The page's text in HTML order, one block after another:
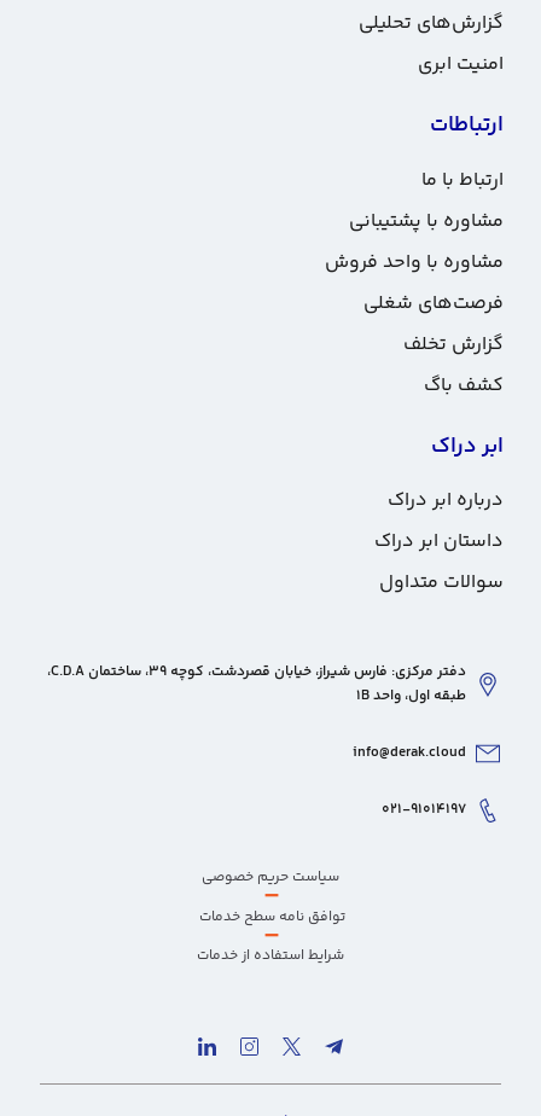
گزارش‌های تحلیلی
امنیت ابری
ارتباطات
ارتباط با ما
مشاوره با پشتیبانی
مشاوره با واحد فروش
فرصت‌های شغلی
گزارش تخلف
کشف باگ
ابر دراک
درباره ابر دراک
داستان ابر دراک
سوالات متداول
دفتر مرکزی: فارس شیراز، خیابان قصردشت، کوچه 39، ساختمان C.D.A،
طبقه اول، واحد 1B
info@derak.cloud
۰۲۱-۹۱۰۱۴۱۹۷
سیاست حریم خصوصی
–
توافق نامه سطح خدمات
–
شرایط استفاده از خدمات